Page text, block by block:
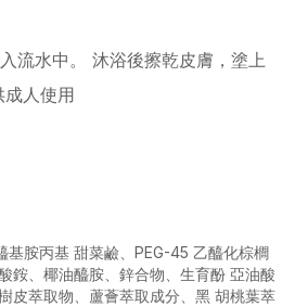
流水中。 沐浴後擦乾皮膚，塗上
人使用
基胺丙基 甜菜鹼、PEG-45 乙醯化棕櫚
銨、椰油醯胺、鋅合物、生育酚 亞油酸
皮萃取物、蘆薈萃取成分、黑 胡桃葉萃